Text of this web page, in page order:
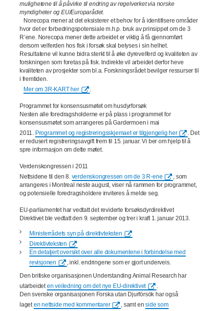
mulighetene til å påvirke til endring av regelverket via norske
myndigheter og EU/Europarådet.
Norecopa mener at det eksisterer et behov for å identifisere områder
hvor det er forbedringspotensiale m.h.p. bruk av prinsippet om de 3
R’ene. Norecopa mener dette arbeidet er viktig å få gjennomført
dersom velferden hos fisk i forsøk skal belyses i sin helhet.
Resultatene vil kunne bidra sterkt til å øke dyrevelferd og kvaliteten av
forskningen som foretas på fisk. Indirekte vil arbeidet derfor heve
kvaliteten av prosjekter som bl.a. Forskningsrådet bevilger ressurser til
i fremtiden.
Mer om 3R-KART her
.
Programmet for konsensusmøtet om husdyrforsøk
Nesten alle foredragsholderne er på plass i programmet for
konsensusmøtet som arrangeres på Gardermoen i mai
2011. Programmet og registreringsskjemaet er tilgjengelig her
. Det
er redusert registreringsavgift frem til 15. januar. Vi ber om hjelp til å
spre informasjon om dette møtet.
Verdenskongressen i 2011
Nettsidene til den 8. verdenskongressen om de 3 R-ene
, som
arrangeres i Montreal neste august, viser nå rammen for programmet,
og potensielle foredragsholdere inviteres å melde seg.
EU-parliamentet har vedtatt det reviderte forsøksdyrdirektivet
Direktivet ble vedtatt den 9. september og trer i kraft 1. januar 2013.
Ministerrådets syn på direktivteksten
Direktivteksten
En detaljert oversikt over alle dokumentene i forbindelse med
revisjonen
, inkl. endringene som er gjort underveis.
Den britiske organisasjonen Understanding Animal Research har
utarbeideten veiledning om det nye EU-direktivet
.
Den svenske organisasjonen Forska utan Djurförsök har også
lageten nettside med kommentarer , samt enside som